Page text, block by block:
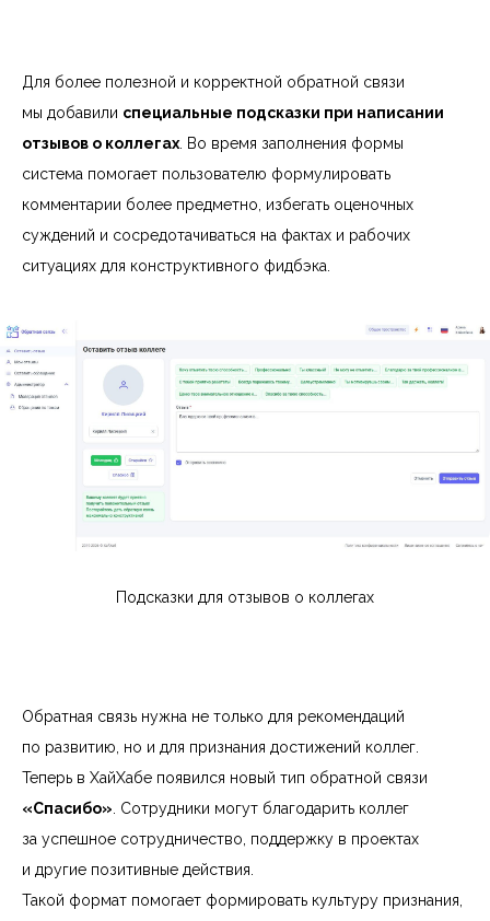
Для более полезной и корректной обратной связи
мы добавили специальные подсказки при написании
отзывов о коллегах . Во время заполнения формы
система помогает пользователю формулировать
комментарии более предметно, избегать оценочных
суждений и сосредотачиваться на фактах и рабочих
ситуациях для конструктивного фидбэка.
Подсказки для отзывов о коллегах
Обратная связь нужна не только для рекомендаций
по развитию, но и для признания достижений коллег.
Теперь в ХайХабе появился новый тип обратной связи
«Спасибо». Сотрудники могут благодарить коллег
за успешное сотрудничество, поддержку в проектах
и другие позитивные действия.
Такой формат помогает формировать культуру признания,
у вас остались вопросы
ФИО*